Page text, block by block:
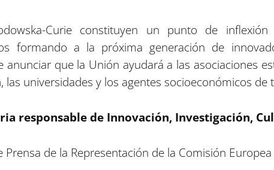
Curie constituyen un punto de
formando a la próxima generación de
anunciar que la Unión ayudará a las asociaciones
las universidades y los agentes socioeconómicos
responsable de Innovación, Investigación,
de la Representación de la Comisión